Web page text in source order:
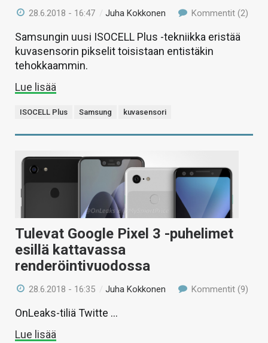
28.6.2018 - 16:47 /Juha Kokkonen Kommentit (2)
Samsungin uusi ISOCELL Plus -tekniikka eristää
kuvasensorin pikselit toisistaan entistäkin
tehokkaammin.
Lue lisää
ISOCELL Plus Samsung kuvasensori
Tulevat Google Pixel 3 -puhelimet
esillä kattavassa
renderöintivuodossa
28.6.2018 - 16:35 /Juha Kokkonen Kommentit (9)
OnLeaks-tiliä Twitte …
Lue lisää